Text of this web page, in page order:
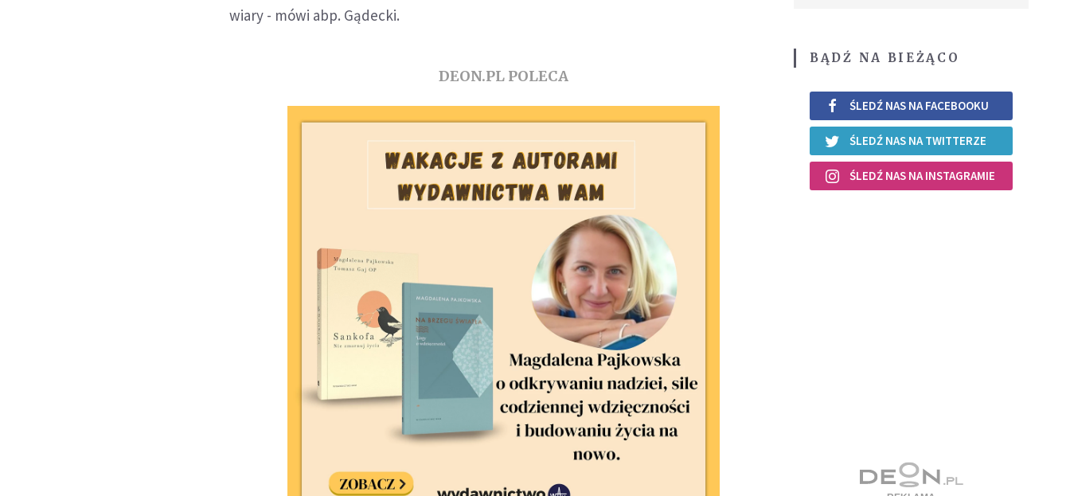
wiary - mówi abp. Gądecki.
DEON.PL POLECA
BĄDŹ NA BIEŻĄCO
ŚLEDŹ NAS NA FACEBOOKU
ŚLEDŹ NAS NA TWITTERZE
ŚLEDŹ NAS NA INSTAGRAMIE